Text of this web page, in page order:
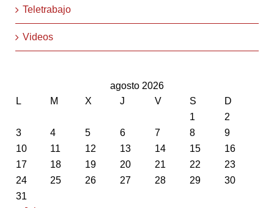
Teletrabajo
Videos
agosto 2026
L
M X J V S
D
1
2
3
4 5 6 7 8
9
10
11 12 13 14 15
16
17
18 19 20 21 22
23
24
25 26 27 28 29
30
31